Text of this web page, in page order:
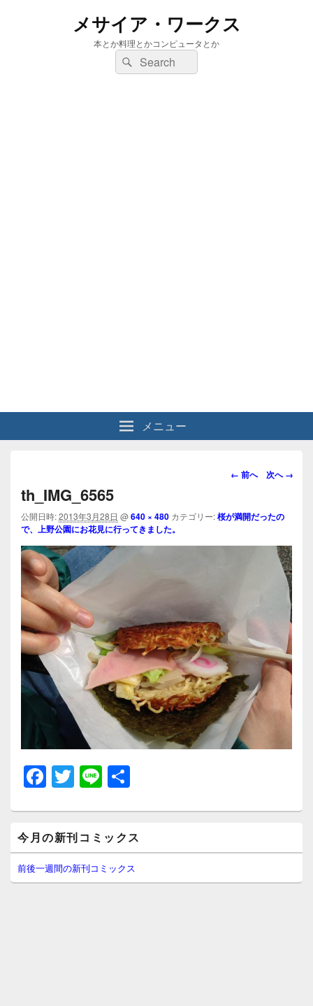
メサイア・ワークス
本とか料理とかコンピュータとか
検
索:
検
索
メニュー
画
ビ
ー
← 前へ 次へ →
th_IMG_6565
公開日時:2013年3月28日 @640 × 480 カテゴリー:桜が満開だったの
で、上野公園にお花見に行ってきました。
F
a
c
e
b
o
T
wi
tt
er
Li
n
e
イ
ン
サ
イ
今月の新刊コミックス
前後一週間の新刊コミックス